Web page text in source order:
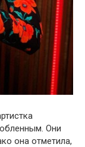
Они
она отметила,